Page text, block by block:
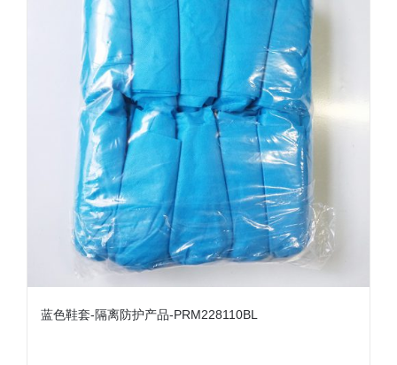
蓝色鞋套-隔离防护产品-PRM228110BL